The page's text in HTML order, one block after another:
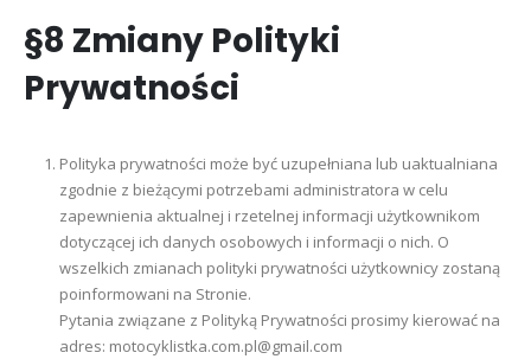
§8 Zmiany Polityki
Prywatności
Polityka prywatności może być uzupełniana lub uaktualniana
zgodnie z bieżącymi potrzebami administratora w celu
zapewnienia aktualnej i rzetelnej informacji użytkownikom
dotyczącej ich danych osobowych i informacji o nich. O
wszelkich zmianach polityki prywatności użytkownicy zostaną
poinformowani na Stronie.
Pytania związane z Polityką Prywatności prosimy kierować na
adres: motocyklistka.com.pl@gmail.com